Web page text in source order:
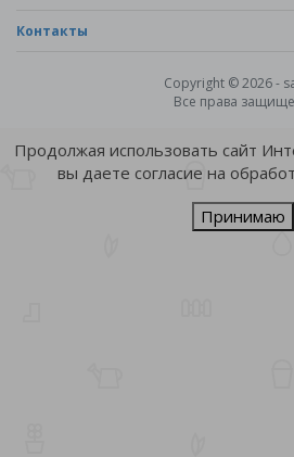
Контакты
Copyright © 2026 -
Все права
Продолжая использовать сайт
вы даете согласие на
Принимаю